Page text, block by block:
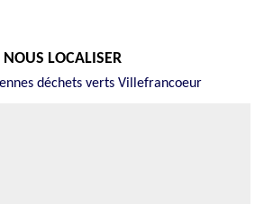
NOUS LOCALISER
déchets verts Villefrancoeur